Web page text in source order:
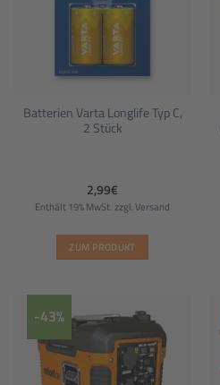
Batterien Varta Longlife Typ C,
2 Stück
2,99€
Enthält 19% MwSt.zzgl.Versand
ZUM PRODUKT
-43%